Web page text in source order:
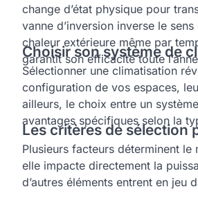
change d’état physique pour
vanne d’inversion inverse le
chaleur extérieure même par
garantit son efficacité toute
Choisir son système de
Sélectionner une climatisation
configuration de vos espaces,
ailleurs, le choix entre un
avantages spécifiques selon la
Les critères de sélection
Plusieurs facteurs déterminent
elle impacte directement la
d’autres éléments entrent en jeu